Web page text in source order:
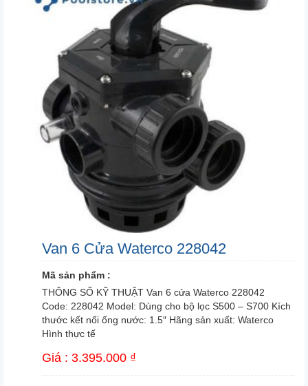
Van 6 Cửa Waterco 228042
Mã sản phẩm :
THÔNG SỐ KỸ THUẬT Van 6 cửa Waterco 228042
Code: 228042 Model: Dùng cho bộ lọc S500 – S700 Kích
thước kết nối ống nước: 1.5″ Hãng sản xuất: Waterco
Hình thực tế
Giá : 3.395.000 ₫